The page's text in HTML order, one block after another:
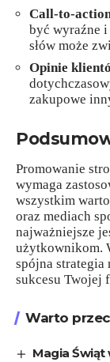
Call-to-
być wyraźne
słów może
Opinie
zakupowe
Promowanie
wymaga
wszystkim
oraz mediach
najważniejsze
użytkownikom.
spójna strategia
sukcesu Twojej
Warto
Magia Świąt